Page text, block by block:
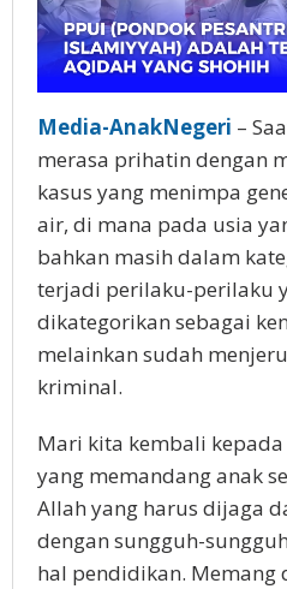
Media-AnakNegeri –
merasa prihatin dengan
kasus yang menimpa
air, di mana pada usia
bahkan masih dalam
terjadi perilaku-perilaku
dikategorikan sebagai
melainkan sudah
kriminal.
Mari kita kembali
yang memandang anak
Allah yang harus dijaga
dengan sungguh-
hal pendidikan. Memang